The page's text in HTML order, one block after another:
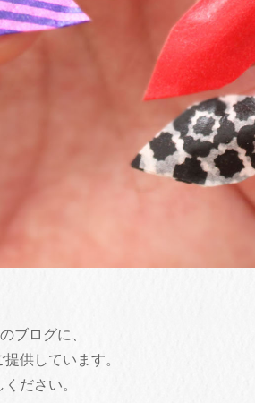
ブログに、
供しています。
ださい。